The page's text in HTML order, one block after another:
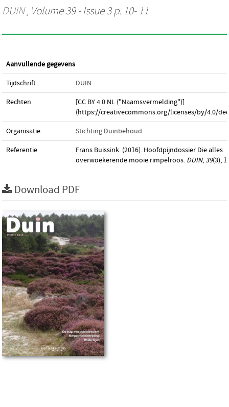
DUIN, Volume 39 - Issue 3 p. 10- 11
Aanvullende gegevens
Tijdschrift DUIN
Rechten
[CC BY 4.0 NL ("Naamsvermelding")]
(https://creativecommons.org/licenses/by/4.0/
Organisatie Stichting Duinbehoud
Referentie
Frans Buissink. (2016). Hoofdpijndossier Die alles
overwoekerende mooie rimpelroos. DUIN, 39(3),
Download PDF